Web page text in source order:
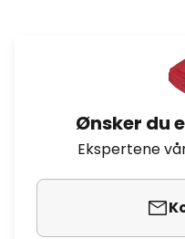
Ønsker du
Ekspertene